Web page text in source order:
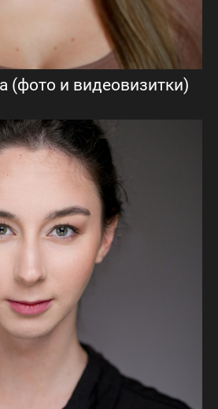
(фото и видеовизитки)